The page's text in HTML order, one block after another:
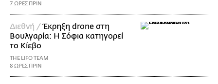
7 ΩΡΕΣ ΠΡΙΝ
Διεθνή /Έκρηξη drone στη
Βουλγαρία: Η Σόφια κατηγορεί
το Κίεβο
THE LIFO TEAM
8 ΩΡΕΣ ΠΡΙΝ